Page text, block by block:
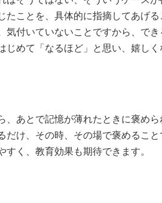
たことを、具体的に指摘してあげ
気付いていないことですから、で
めて「なるほど」と思い、嬉しく
、あとで記憶が薄れたときに褒め
だけ、その時、その場で褒めるこ
く、教育効果も期待できます。